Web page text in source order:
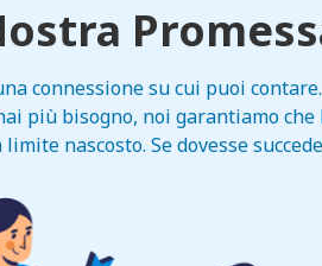
connessione su cui puoi
più bisogno, noi garantiamo che
nascosto. Se dovesse